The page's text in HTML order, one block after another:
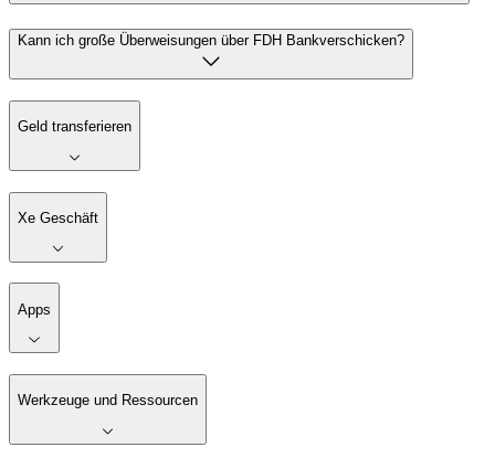
Kann ich große Überweisungen über FDH Bankverschicken?
Geld transferieren
Xe Geschäft
Apps
Werkzeuge und Ressourcen